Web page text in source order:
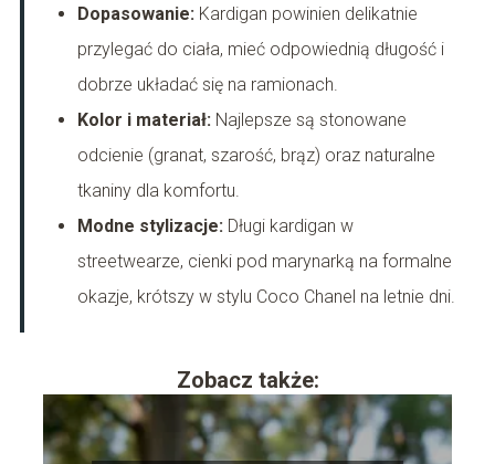
Dopasowanie:Kardigan powinien delikatnie
przylegać do ciała, mieć odpowiednią długość i
dobrze układać się na ramionach.
Kolor i materiał:Najlepsze są stonowane
odcienie (granat, szarość, brąz) oraz naturalne
tkaniny dla komfortu.
Modne stylizacje:Długi kardigan w
streetwearze, cienki pod marynarką na formalne
okazje, krótszy w stylu Coco Chanel na letnie dni.
Zobacz także: